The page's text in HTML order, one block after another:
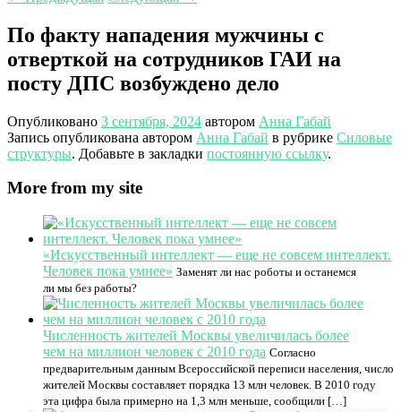
По факту нападения мужчины с
отверткой на сотрудников ГАИ на
посту ДПС возбуждено дело
Опубликовано 3 сентября, 2024 автором Анна Габай
Запись опубликована автором Анна Габай в рубрике Силовые
структуры. Добавьте в закладки постоянную ссылку.
More from my site
«Искусственный интеллект — еще не совсем интеллект.
Человек пока умнее» Заменят ли нас роботы и останемся
ли мы без работы?
Численность жителей Москвы увеличилась более
чем на миллион человек с 2010 года Согласно
предварительным данным Всероссийской переписи населения, число
жителей Москвы составляет порядка 13 млн человек. В 2010 году
эта цифра была примерно на 1,3 млн меньше, сообщили […]